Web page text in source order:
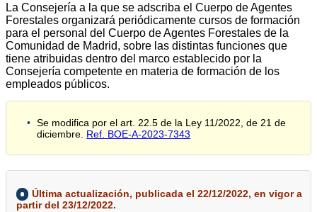
La Consejería a la que se adscriba el Cuerpo de Agentes
Forestales organizará periódicamente cursos de formación
para el personal del Cuerpo de Agentes Forestales de la
Comunidad de Madrid, sobre las distintas funciones que
tiene atribuidas dentro del marco establecido por la
Consejería competente en materia de formación de los
empleados públicos.
Se modifica por el art. 22.5 de la Ley 11/2022, de 21 de
diciembre. Ref. BOE-A-2023-7343
Última actualización, publicada el 22/12/2022, en vigor a
partir del 23/12/2022.